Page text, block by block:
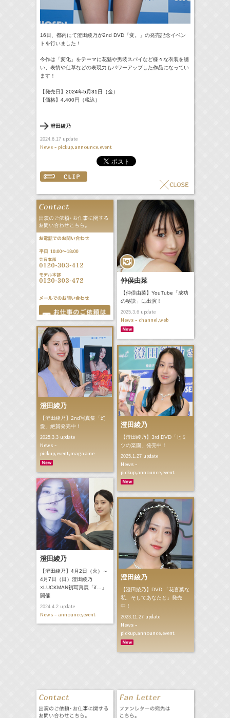
16日、都内にて澄田綾乃が2nd DVD「変。」の発売記念イベン
トを行いました！
今作は「変化」
をテーマに花魁や男装スパイなど様々な衣装を纏
い、 表情や仕草などの表現力もパワーアップした作品になってい
ます！
【発売日】 2024年5月31日（金）
【価格】4,400円（税込）
澄田綾乃
2024.6.17update
News - pickup,announce,event
仲俣由菜
【仲俣由菜】YouTube「成功
の秘訣」に出演！
2025.3.6update
News - channel,web
澄田綾乃
【澄田綾乃】2nd写真集「幻
愛」絶賛発売中！
2025.3.3update
News -
pickup,event,magazine
澄田綾乃
【澄田綾乃】3rd DVD「ヒミ
ツの楽園」発売中！
2025.1.27update
News -
pickup,announce,event
澄田綾乃
【澄田綾乃】4月2日（火）～
4月7日（日）澄田綾乃
×LUCKMAN初写真展「if…」
開催
2024.4.2update
News - announce,event
澄田綾乃
【澄田綾乃】DVD 「花言葉な
私、そしてあなたと」発売
中！
2023.11.27update
News -
pickup,announce,event